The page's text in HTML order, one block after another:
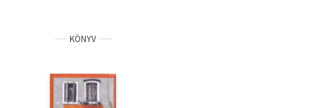
KÖNYV